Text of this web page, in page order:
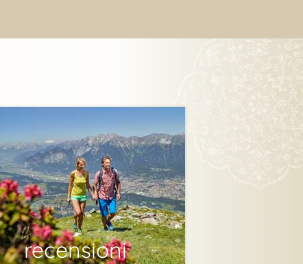
recensioni